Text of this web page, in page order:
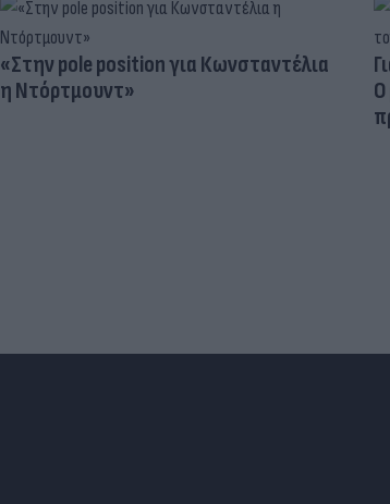
«Στην pole position για Κωνσταντέλια
η Ντόρτμουντ»
Ο